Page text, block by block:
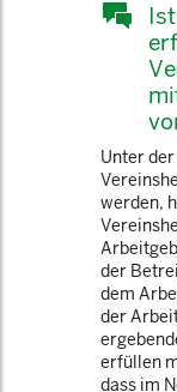
Unter
werden,
der
dem
der
erfüllen
dass im